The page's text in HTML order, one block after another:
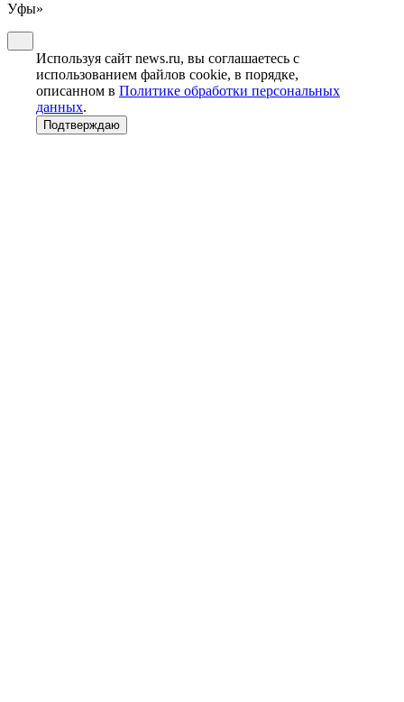
Уфы»
Используя сайт news.ru, вы соглашаетесь с
использованием файлов cookie, в порядке,
описанном в Политике обработки персональных
данных.
Подтверждаю